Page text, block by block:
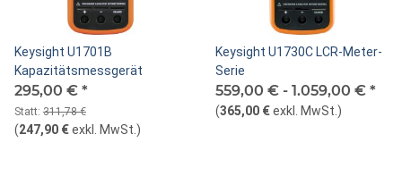
Keysight U1701B
Kapazitätsmessgerät
295,00 € *
Statt: 311,78 €
(247,90 €exkl. MwSt. )
Keysight U1730C LCR-Meter-
Serie
559,00 € - 1.059,00 € *
(365,00 €exkl. MwSt. )